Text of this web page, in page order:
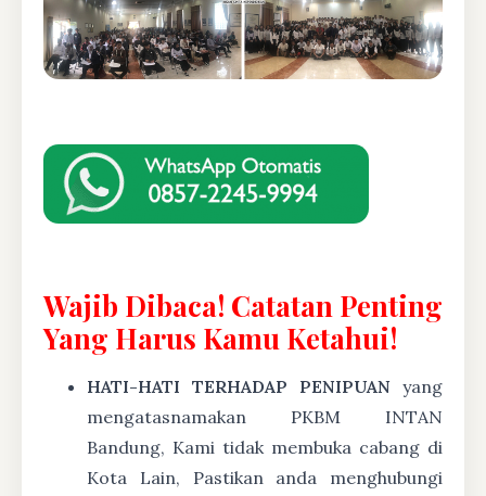
Wajib Dibaca! Catatan Penting
Yang Harus Kamu Ketahui!
HATI-HATI TERHADAP PENIPUAN yang
mengatasnamakan PKBM INTAN
Bandung, Kami tidak membuka cabang di
Kota Lain, Pastikan anda menghubungi